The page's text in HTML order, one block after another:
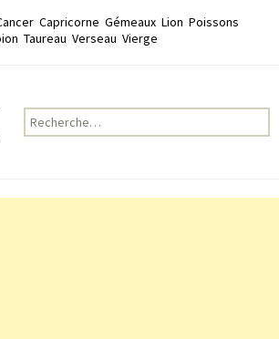
Capricorne Gémeaux Lion Poissons
Taureau Verseau Vierge
Recherche pour :